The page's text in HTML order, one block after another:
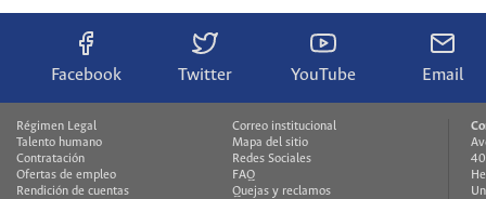
Facebook Twitter YouTube Email
Régimen Legal
Talento humano
Contratación
Ofertas de empleo
Rendición de cuentas
Correo institucional
Mapa del sitio
Redes Sociales
FAQ
Quejas y reclamos